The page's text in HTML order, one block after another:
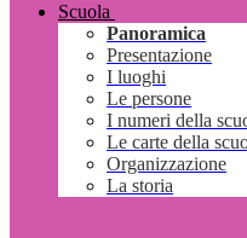
Scuola
Panoramica
Presentazione
I luoghi
Le persone
I numeri della
Le carte della
Organizzazione
La storia